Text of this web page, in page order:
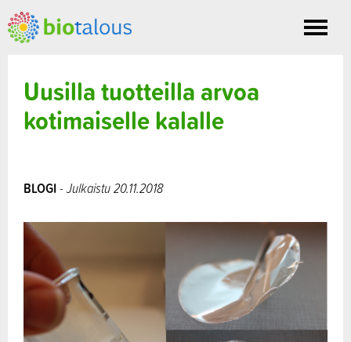
Toggle
Uusilla tuotteilla arvoa
kotimaiselle kalalle
BLOGI- Julkaistu 20.11.2018